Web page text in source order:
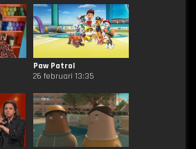
Paw Patrol
26 februari 13:35